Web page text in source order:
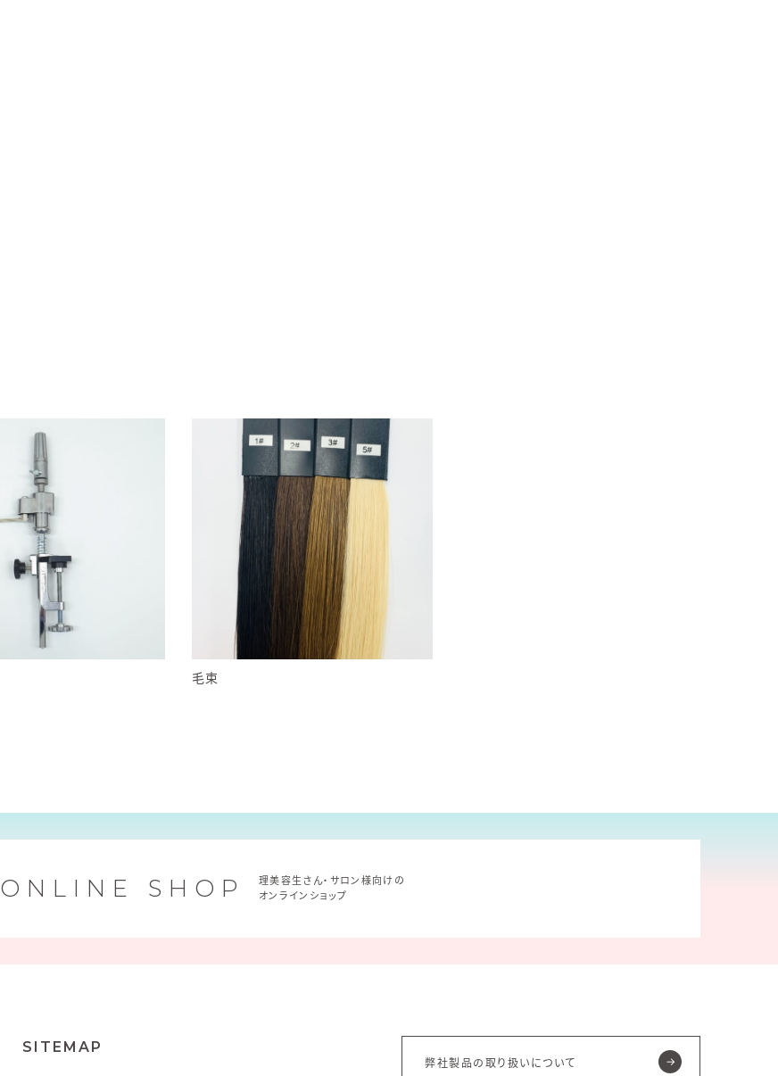
毛束
ONLINE SHOP
理美容生さん・サロン様向けの
オンラインショップ
SITEMAP
弊社製品の取り扱いについて